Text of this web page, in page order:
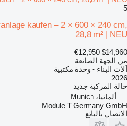
5
kaufen – 2 × 600 × 240 cm,
28,8 m² | NEU
$14,960
€12,950
من الجهة الصانعة
آلات البناء - وحدة مكتبية
2026
حالة المركبة جديد
ألمانيا، Munich
Module T Germany GmbH
الاتصال بالبائع